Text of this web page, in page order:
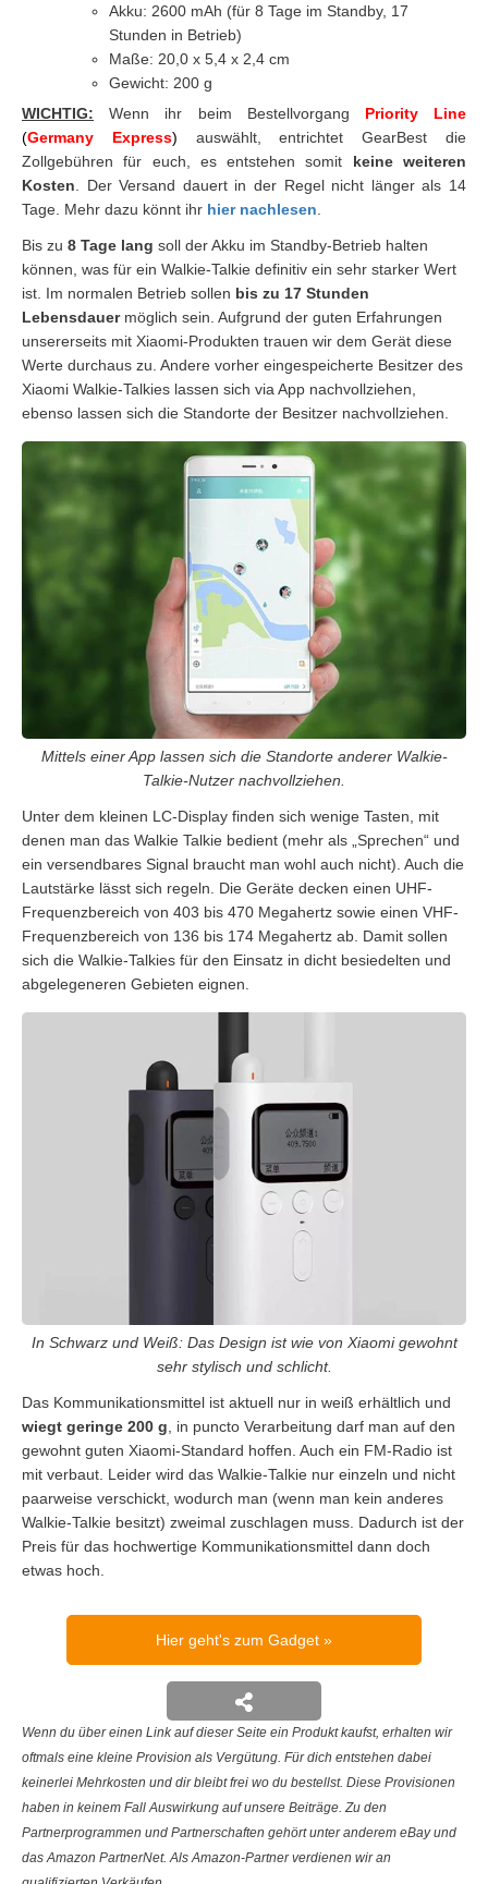
Akku: 2600 mAh (für 8 Tage im Standby, 17
Stunden in Betrieb)
Maße: 20,0 x 5,4 x 2,4 cm
Gewicht: 200 g
WICHTIG: Wenn ihr beim Bestellvorgang Priority Line
(Germany Express) auswählt, entrichtet GearBest die
Zollgebühren für euch, es entstehen somit keine weiteren
Kosten . Der Versand dauert in der Regel nicht länger als 14
Tage. Mehr dazu könnt ihr hier nachlesen
Bis zu 8 Tage lang soll der Akku im Standby-Betrieb halten
können, was für ein Walkie-Talkie definitiv ein sehr starker Wert
ist. Im normalen Betrieb sollen bis zu 17 Stunden
Lebensdauermöglich sein. Aufgrund der guten Erfahrungen
unsererseits mit Xiaomi-Produkten trauen wir dem Gerät diese
Werte durchaus zu. Andere vorher eingespeicherte Besitzer des
Xiaomi Walkie-Talkies lassen sich via App nachvollziehen,
ebenso lassen sich die Standorte der Besitzer nachvollziehen.
Mittels einer App lassen sich die Standorte anderer Walkie-
Talkie-Nutzer nachvollziehen.
Unter dem kleinen LC-Display finden sich wenige Tasten, mit
denen man das Walkie Talkie bedient (mehr als „Sprechen“ und
ein versendbares Signal braucht man wohl auch nicht). Auch die
Lautstärke lässt sich regeln. Die Geräte decken einen UHF-
Frequenzbereich von 403 bis 470 Megahertz sowie einen VHF-
Frequenzbereich von 136 bis 174 Megahertz ab. Damit sollen
sich die Walkie-Talkies für den Einsatz in dicht besiedelten und
abgelegeneren Gebieten eignen.
In Schwarz und Weiß: Das Design ist wie von Xiaomi gewohnt
sehr stylisch und schlicht.
Das Kommunikationsmittel ist aktuell nur in weiß erhältlich und
wiegt geringe 200 g, in puncto Verarbeitung darf man auf den
gewohnt guten Xiaomi-Standard hoffen. Auch ein FM-Radio ist
mit verbaut. Leider wird das Walkie-Talkie nur einzeln und nicht
paarweise verschickt, wodurch man (wenn man kein anderes
Walkie-Talkie besitzt) zweimal zuschlagen muss. Dadurch ist der
Preis für das hochwertige Kommunikationsmittel dann doch
etwas hoch.
Hier geht's zum Gadget
Wenn du über einen Link auf dieser Seite ein Produkt kaufst, erhalten wir
oftmals eine kleine Provision als Vergütung. Für dich entstehen dabei
keinerlei Mehrkosten und dir bleibt frei wo du bestellst. Diese Provisionen
haben in keinem Fall Auswirkung auf unsere Beiträge. Zu den
Partnerprogrammen und Partnerschaften gehört unter anderem eBay und
das Amazon PartnerNet. Als Amazon-Partner verdienen wir an